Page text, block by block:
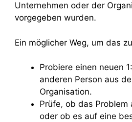
Unternehmen oder der
vorgegeben wurden.
Ein möglicher Weg, um das
Probiere einen neuen
anderen Person aus
Organisation.
Prüfe, ob das
oder ob es auf eine